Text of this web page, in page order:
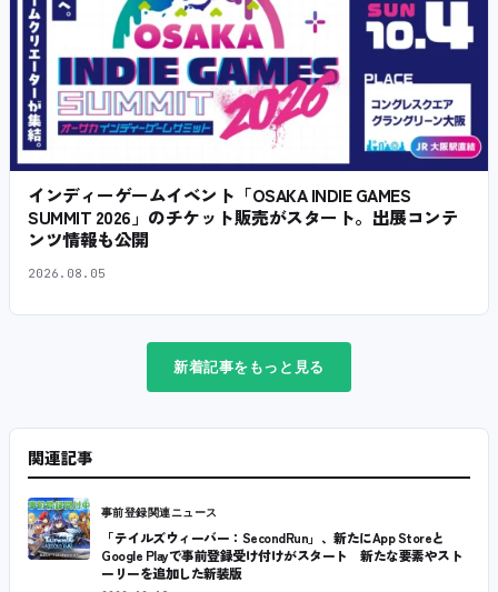
インディーゲームイベント「OSAKA INDIE GAMES
SUMMIT 2026」のチケット販売がスタート。出展コンテ
ンツ情報も公開
2026.08.05
新着記事をもっと見る
関連記事
事前登録関連ニュース
「テイルズウィーバー：SecondRun」、新たにApp Storeと
Google Playで事前登録受け付けがスタート 新たな要素やスト
ーリーを追加した新装版